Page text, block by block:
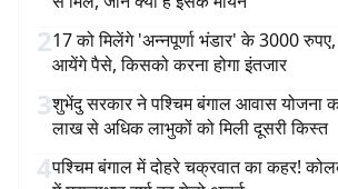
217 को मिलेंगे 'अन्नपूर्णा भंडार' के 3000
आयेंगे पैसे, किसको करना होगा इंतजार
3शुभेंदु सरकार ने पश्चिम बंगाल आवास योजना
लाख से अधिक लाभुकों को मिली दूसरी किस्त
4पश्चिम बंगाल में दोहरे चक्रवात का कहर!